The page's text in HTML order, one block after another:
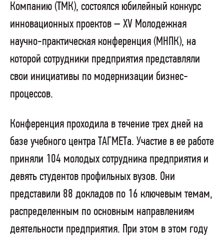
Компанию (ТМК), состоялся юбилейный конкурс
инновационных проектов – XV Молодежная
научно-практическая конференция (МНПК), на
которой сотрудники предприятия представляли
свои инициативы по модернизации бизнес-
процессов.
Конференция проходила в течение трех дней на
базе учебного центра ТАГМЕТа. Участие в ее работе
приняли 104 молодых сотрудника предприятия и
девять студентов профильных вузов. Они
представили 88 докладов по 16 ключевым темам,
распределенным по основным направлениям
деятельности предприятия. При этом в этом году